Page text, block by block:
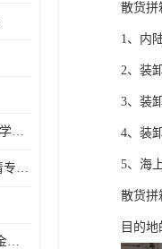
乌兰巴托化学品运输，化学品怎么运到乌兰巴托
全国-外蒙古全境零担双清专线/外蒙古DDP双清
丹阳|张家港|启东|姜堰五金机电工具出口乌兰巴托怎么运输较划算
散货拼
1、内
2、装
3、装
4、装
5、海
散货拼
目的